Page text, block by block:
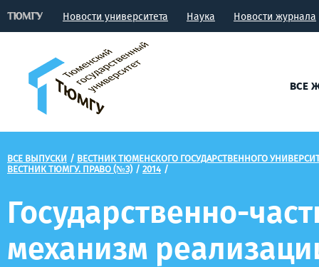
Новости университета Наука Новости журнала
ВСЕ
ВСЕ ВЫПУСКИ / ВЕСТНИК ТЮМЕНСКОГО ГОСУДАРСТВЕННОГО
ВЕСТНИК ТЮМГУ. ПРАВО (№3) / 2014 /
Государственно-
механизм